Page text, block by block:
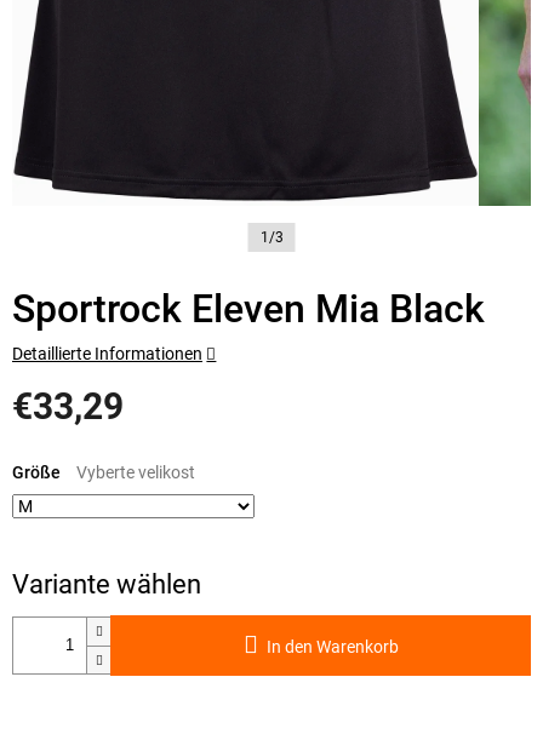
1/3
Sportrock Eleven Mia Black
€33,29
Größe
In den Warenkorb
Detaillierte Informationen